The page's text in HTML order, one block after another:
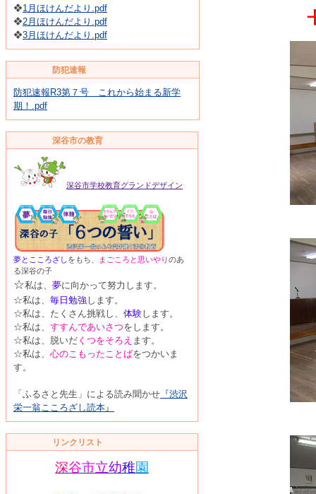
❖1月ほけんだより.pdf
❖2月ほけんだより.pdf
❖3月ほけんだより.pdf
防犯速報
防犯速報R3第７号 これから始まる新学
期！.pdf
深谷市の教育
深谷市学校教育グランドデザイン
夢とこころざし をもち、 まごころと思いやりのあ
る深谷の子
☆私は、 夢に向かって努力します。
☆私は、 毎日勉強します。
☆私は、たくさん挑戦し、 体験します。
☆私は、 すすんであいさつをします。
☆私は、脱いだ くつをそろえ ます。
☆私は、 心のこもったことばをつかいま
す。
「ふるさと先生」による読み聞かせ 『渋沢
栄一翁こころざし読本』
リンクリスト
深谷市立幼稚園